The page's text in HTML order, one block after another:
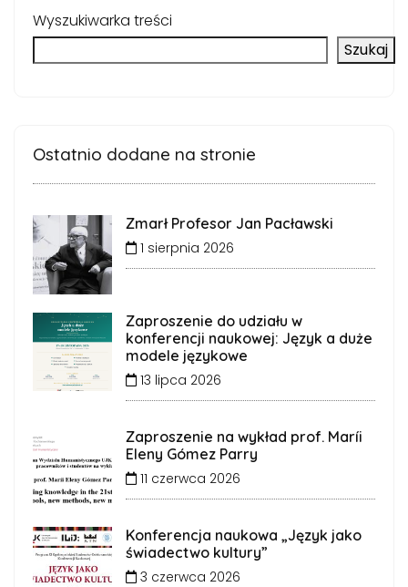
Wyszukiwarka treści
Szukaj
Ostatnio dodane na stronie
Zmarł Profesor Jan Pacławski
1 sierpnia 2026
Zaproszenie do udziału w
konferencji naukowej: Język a duże
modele językowe
13 lipca 2026
Zaproszenie na wykład prof. Maríi
Eleny Gómez Parry
11 czerwca 2026
Konferencja naukowa „Język jako
świadectwo kultury”
3 czerwca 2026